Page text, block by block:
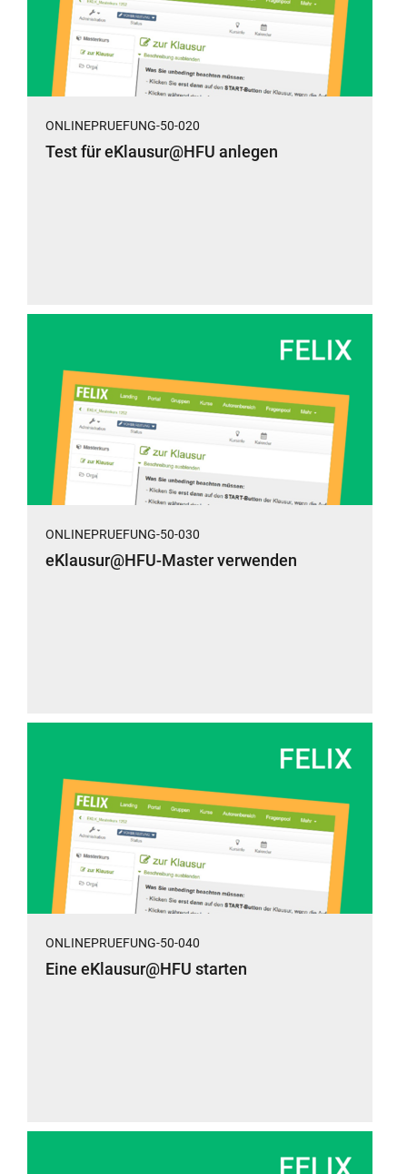
ONLINEPRUEFUNG-50-020
Test für eKlausur@HFU anlegen
ONLINEPRUEFUNG-50-030
eKlausur@HFU-Master verwenden
ONLINEPRUEFUNG-50-040
Eine eKlausur@HFU starten